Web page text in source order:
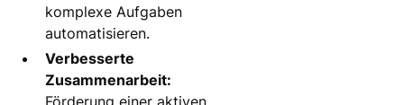
komplexe Aufgaben
automatisieren.
Verbesserte
Zusammenarbeit:
Förderung einer aktiven